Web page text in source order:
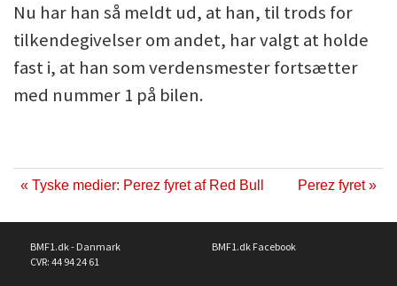
Nu har han så meldt ud, at han, til trods for
tilkendegivelser om andet, har valgt at holde
fast i, at han som verdensmester fortsætter
med nummer 1 på bilen.
« Tyske medier: Perez fyret af Red Bull Perez fyret »
BMF1.dk - Danmark
CVR: 44 94 24 61
BMF1.dk Facebook